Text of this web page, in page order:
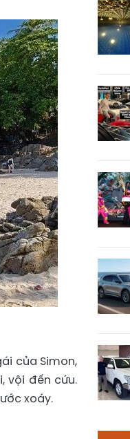
của Simon,
vội đến cứu.
xoáy.